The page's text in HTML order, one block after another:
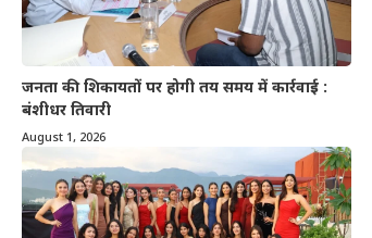
जनता की शिकायतों पर होगी तय समय में कार्रवाई :
बंशीधर तिवारी
August 1, 2026